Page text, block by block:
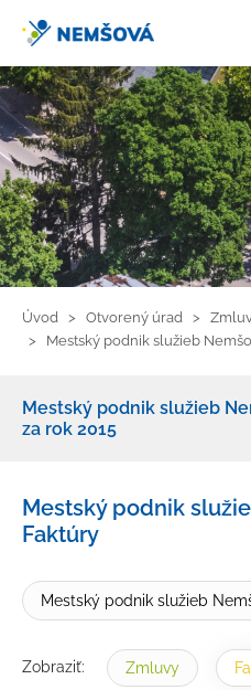
Úvod Otvorený úrad
Mestský podnik služieb
Mestský podnik služieb
za rok 2015
Žiadosť o informácie
Rozpočet
Majetok mesta
Mestský podnik
Faktúry
Mestský podnik služieb
Zobraziť: Zmluvy